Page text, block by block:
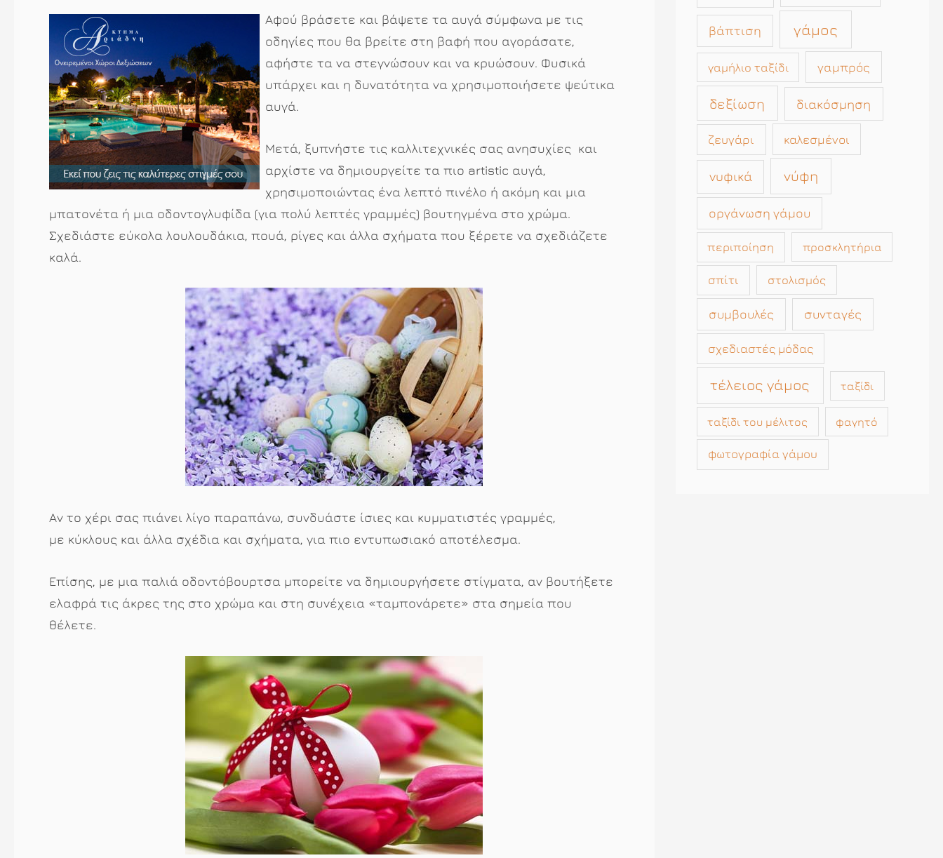
Αφού βράσετε και βάψετε τα αυγά σύμφωνα με τις
οδηγίες που θα βρείτε στη βαφή που αγοράσατε,
αφήστε τα να στεγνώσουν και να κρυώσουν. Φυσικά
υπάρχει και η δυνατότητα να χρησιμοποιήσετε ψεύτικα
αυγά.
Μετά, ξυπνήστε τις καλλιτεχνικές σας ανησυχίες και
αρχίστε να δημιουργείτε τα πιο artistic αυγά,
χρησιμοποιώντας ένα λεπτό πινέλο ή ακόμη και μια
μπατονέτα ή μια οδοντογλυφίδα (για πολύ λεπτές γραμμές) βουτηγμένα στο χρώμα.
Σχεδιάστε εύκολα λουλουδάκια, πουά, ρίγες και άλλα σχήματα που ξέρετε να σχεδιάζετε
καλά.
Αν το χέρι σας πιάνει λίγο παραπάνω, συνδυάστε ίσιες και κυμματιστές γραμμές,
με κύκλους και άλλα σχέδια και σχήματα, για πιο εντυπωσιακό αποτέλεσμα.
Επίσης, με μια παλιά οδοντόβουρτσα μπορείτε να δημιουργήσετε στίγματα, αν βουτήξετε
ελαφρά τις άκρες της στο χρώμα και στη συνέχεια «ταμπονάρετε» στα σημεία που
θέλετε.
βάπτιση γάμος
γαμήλιο ταξίδι γαμπρός
δεξίωση διακόσμηση
ζευγάρι καλεσμένοι
νυφικά νύφη
οργάνωση γάμου
περιποίηση προσκλητήρια
σπίτι στολισμός
συμβουλές συνταγές
σχεδιαστές μόδας
τέλειος γάμος ταξίδι
ταξίδι του μέλιτος φαγητό
φωτογραφία γάμου